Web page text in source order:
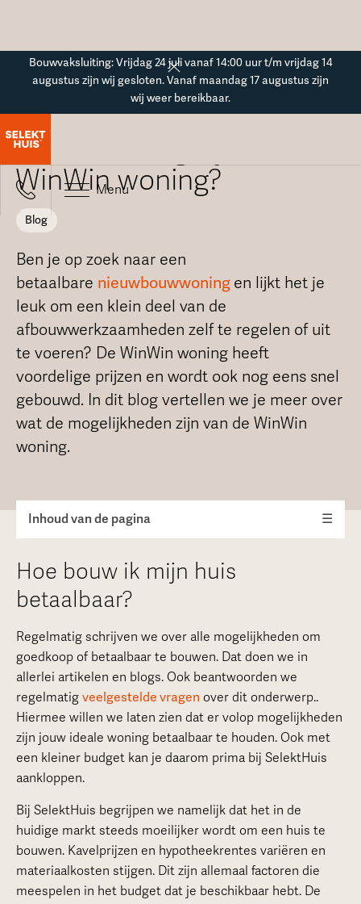
Bouwvaksluiting: Vrijdag 24 juli vanaf 14:00 uur t/m vrijdag 14
augustus zijn wij gesloten. Vanaf maandag 17 augustus zijn
wij weer bereikbaar.
Menu
Blogoverzicht
Wat is er mogelijk met de
WinWin woning?
Blog
Ben je op zoek naar een
betaalbare nieuwbouwwoning en lijkt het je
leuk om een klein deel van de
afbouwwerkzaamheden zelf te regelen of uit
te voeren? De WinWin woning heeft
voordelige prijzen en wordt ook nog eens snel
gebouwd. In dit blog vertellen we je meer over
wat de mogelijkheden zijn van de WinWin
woning.
Inhoud van de pagina ☰
Hoe bouw ik mijn huis
betaalbaar?
Regelmatig schrijven we over alle mogelijkheden om
goedkoop of betaalbaar te bouwen. Dat doen we in
allerlei artikelen en blogs. Ook beantwoorden we
regelmatig veelgestelde vragen over dit onderwerp..
Hiermee willen we laten zien dat er volop mogelijkheden
zijn jouw ideale woning betaalbaar te houden. Ook met
een kleiner budget kan je daarom prima bij SelektHuis
aankloppen.
Bij SelektHuis begrijpen we namelijk dat het in de
huidige markt steeds moeilijker wordt om een huis te
bouwen. Kavelprijzen en hypotheekrentes variëren en
materiaalkosten stijgen. Dit zijn allemaal factoren die
meespelen in het budget dat je beschikbaar hebt. De